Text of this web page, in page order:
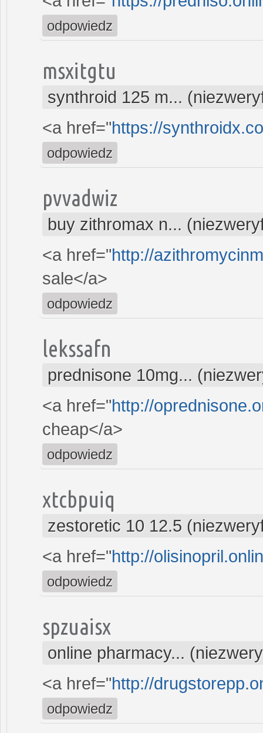
odpowiedz
msxitgtu
synthroid 125 m...
<a href="https://
odpowiedz
pvvadwiz
buy zithromax n...
<a href="http://
sale</a>
odpowiedz
lekssafn
prednisone 10mg...
<a href="http://
cheap</a>
odpowiedz
xtcbpuiq
zestoretic 10 12.5
<a href="http://
odpowiedz
spzuaisx
online pharmacy...
<a href="http://
odpowiedz